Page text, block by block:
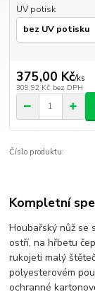
UV potisk
375,00 Kč/ks
309,92 Kč bez DPH
Číslo produktu:
Kompletní
Houbařský nůž se
ostří, na hřbetu
rukojeti malý
polyesterovém
ochranné